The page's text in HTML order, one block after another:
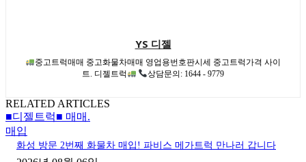
YS 디젤
중고트럭매매 중고화물차매매 영업용번호판시세 중고트럭가격 사이
트. 디젤트럭
상담문의: 1644 - 9779
RELATED ARTICLES
■디젤트럭■ 매매.
매입
화성 방문 2번째 화물차 매입! 파비스 메가트럭 만나러 갑니다